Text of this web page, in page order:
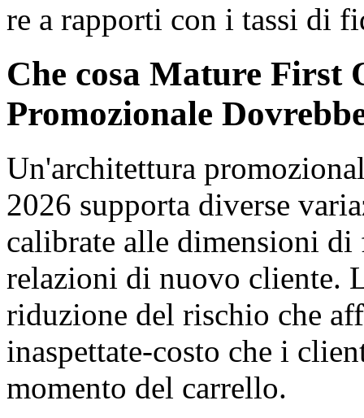
re a rapporti con i tassi di
Che cosa Mature
Promozionale
Un'architettura
2026 supporta diverse
calibrate alle dimensioni
relazioni di nuovo cliente.
riduzione del rischio che
inaspettate-costo che i
momento del carrello.